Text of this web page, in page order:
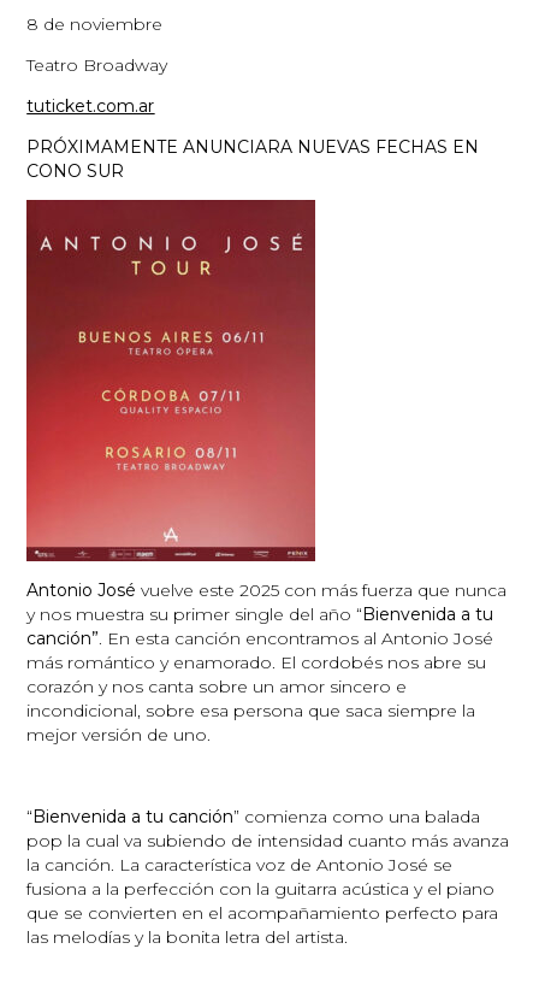
8 de noviembre
Teatro Broadway
tuticket.com.ar
PRÓXIMAMENTE ANUNCIARA NUEVAS FECHAS EN
CONO SUR
Antonio José vuelve este 2025 con más fuerza que nunca
y nos muestra su primer single del año “Bienvenida a tu
canción” . En esta canción encontramos al Antonio José
más romántico y enamorado. El cordobés nos abre su
corazón y nos canta sobre un amor sincero e
incondicional, sobre esa persona que saca siempre la
mejor versión de uno.
“Bienvenida a tu canción” comienza como una balada
pop la cual va subiendo de intensidad cuanto más avanza
la canción. La característica voz de Antonio José se
fusiona a la perfección con la guitarra acústica y el piano
que se convierten en el acompañamiento perfecto para
las melodías y la bonita letra del artista.